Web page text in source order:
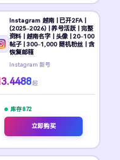
Instagram 越南 | 已开2FA |
(2025–2026) | 养号活跃 | 完整
资料 | 越南名字 | 头像 | 20–100
帖子 | 300–1,000 随机粉丝 | 含
恢复邮箱
Instagram 新号
起
库存 872
立即购买